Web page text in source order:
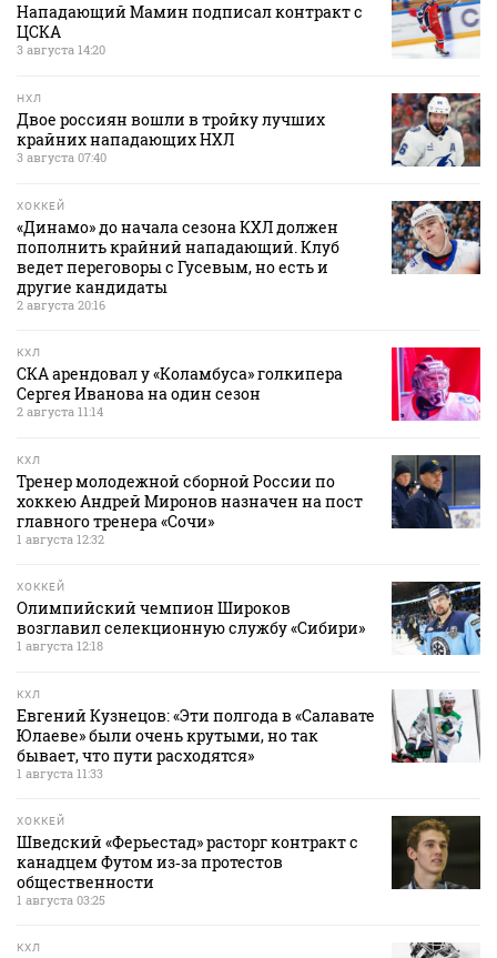
Нападающий Мамин подписал контракт с
ЦСКА
3 августа 14:20
НХЛ
Двое россиян вошли в тройку лучших
крайних нападающих НХЛ
3 августа 07:40
ХОККЕЙ
«Динамо» до начала сезона КХЛ должен
пополнить крайний нападающий. Клуб
ведет переговоры с Гусевым, но есть и
другие кандидаты
2 августа 20:16
КХЛ
СКА арендовал у «Коламбуса» голкипера
Сергея Иванова на один сезон
2 августа 11:14
КХЛ
Тренер молодежной сборной России по
хоккею Андрей Миронов назначен на пост
главного тренера «Сочи»
1 августа 12:32
ХОККЕЙ
Олимпийский чемпион Широков
возглавил селекционную службу «Сибири»
1 августа 12:18
КХЛ
Евгений Кузнецов: «Эти полгода в «Салавате
Юлаеве» были очень крутыми, но так
бывает, что пути расходятся»
1 августа 11:33
ХОККЕЙ
Шведский «Ферьестад» расторг контракт с
канадцем Футом из‑за протестов
общественности
1 августа 03:25
КХЛ